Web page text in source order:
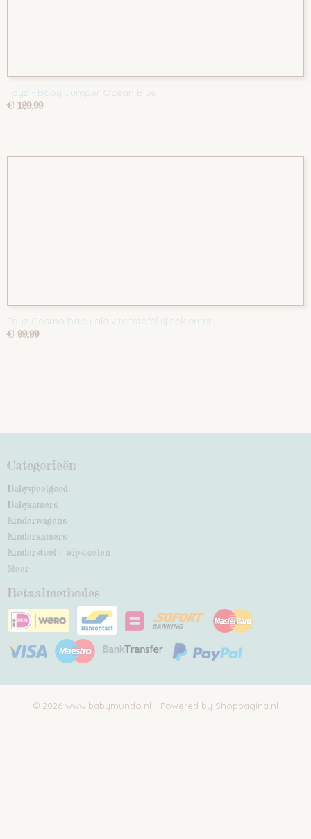
Toyz - Baby Jumper Ocean Blue
€ 129,99
Toyz Cosmo baby aktiviteitstafel s[eelcenter
€ 99,99
Categorieën
Babyspeelgoed
Babykamers
Kinderwagens
Kinderkamers
Kinderstoel / wipstoelen
Meer
Betaalmethodes
© 2026 www.babymundo.nl - Powered by Shoppagina.nl